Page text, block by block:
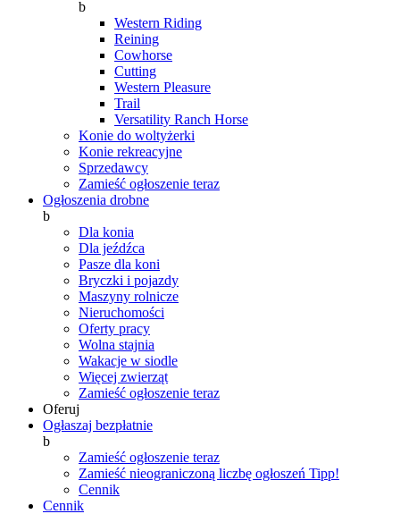
b
Western Riding
Reining
Cowhorse
Cutting
Western Pleasure
Trail
Versatility Ranch Horse
Konie do woltyżerki
Konie rekreacyjne
Sprzedawcy
Zamieść ogłoszenie teraz
Ogłoszenia drobne
b
Dla konia
Dla jeźdźca
Pasze dla koni
Bryczki i pojazdy
Maszyny rolnicze
Nieruchomości
Oferty pracy
Wolna stajnia
Wakacje w siodle
Więcej zwierząt
Zamieść ogłoszenie teraz
Oferuj
Ogłaszaj bezpłatnie
b
Zamieść ogłoszenie teraz
Zamieść nieograniczoną liczbę ogłoszeń Tipp!
Cennik
Cennik